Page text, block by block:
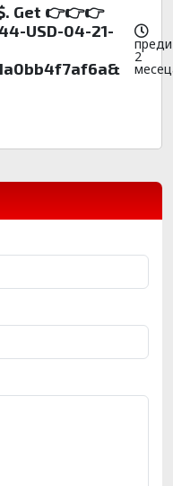
Get 👉👉👉
USD-04-21-
преди
2